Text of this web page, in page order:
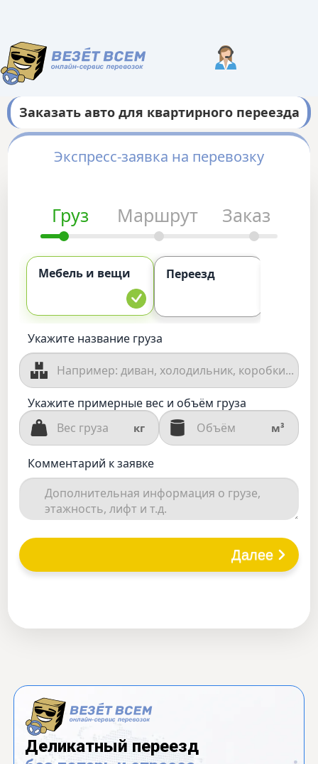
Заказать авто для квартирного переезда
Экспресс-заявка на перевозку
Груз Маршрут Заказ
Мебель и вещи Переезд
Укажите название груза
Укажите примерные вес и объём груза
кг м³
Комментарий к заявке
Далее
Деликатный переезд